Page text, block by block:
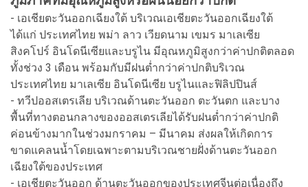
- เอเชียตะวันออกเฉียงใต้ บริเวณเอเชียตะวันออกเฉียงใต้
ได้แก่ ประเทศไทย พม่า ลาว เวียดนาม เขมร มาเลเซีย
สิงคโปร์ อินโดนีเซียและบรูไน มีอุณหภูมิสูงกว่าค่าปกติตลอด
ทั้งช่วง 3 เดือน พร้อมกับมีฝนต่ำกว่าค่าปกติบริเวณ
ประเทศไทย มาเลเซีย อินโดนีเซีย บรูไนและฟิลิปปินส์
- ทวีปออสเตรเลีย บริเวณด้านตะวันออก ตะวันตก และบาง
พื้นที่ทางตอนกลางของออสเตรเลียได้รับฝนต่ำกว่าค่าปกติ
ค่อนข้างมากในช่วงมกราคม – มีนาคม ส่งผลให้เกิดการ
ขาดแคลนน้ำโดยเฉพาะตามบริเวณชายฝั่งด้านตะวันออก
เฉียงใต้ของประเทศ
- เอเชียตะวันออก ด้านตะวันออกของประเทศจีนต่อเนื่องถึง